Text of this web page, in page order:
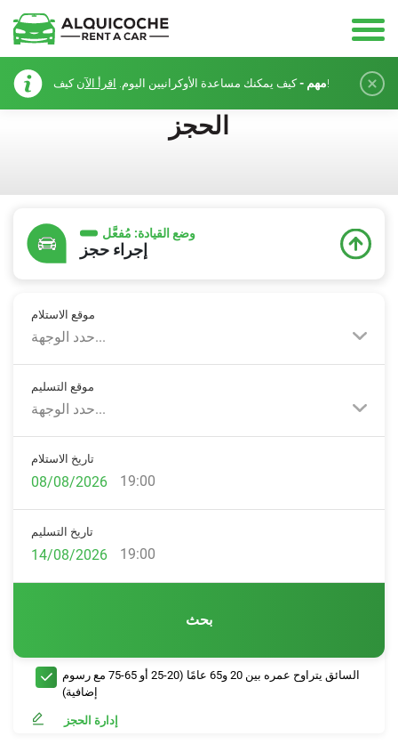
مهم -كيف يمكنك مساعدة الأوكرانيين اليوم. اقرأ الآن كيف!
الحجز
وضع القيادة: مُفعَّل
إجراء حجز
موقع الاستلام
حدد الوجهة...
موقع التسليم
حدد الوجهة...
تاريخ الاستلام
19:00
تاريخ التسليم
19:00
بحث
السائق يتراوح عمره بين 20 و65 عامًا (20-25 أو 65-75 مع رسوم
إضافية)
إدارة الحجز